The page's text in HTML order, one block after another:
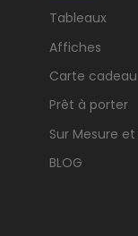
Tableaux
Affiches
Carte cadeau
Prêt à porter
Sur Mesure
BLOG